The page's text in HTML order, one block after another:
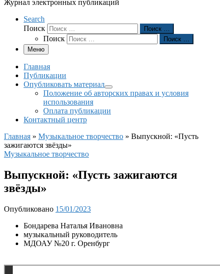
Журнал электронных публикаций
Search
Поиск
Поиск …
Поиск
Поиск …
Меню
Главная
Публикации
Опубликовать материал
Положение об авторских правах и условия
использования
Оплата публикации
Контактный центр
Главная » Музыкальное творчество » Выпускной: «Пусть
зажигаются звёзды»
Музыкальное творчество
Выпускной: «Пусть зажигаются
звёзды»
Опубликовано 15/01/2023
Бондарева Наталья Ивановна
музыкальный руководитель
МДОАУ №20 г. Оренбург